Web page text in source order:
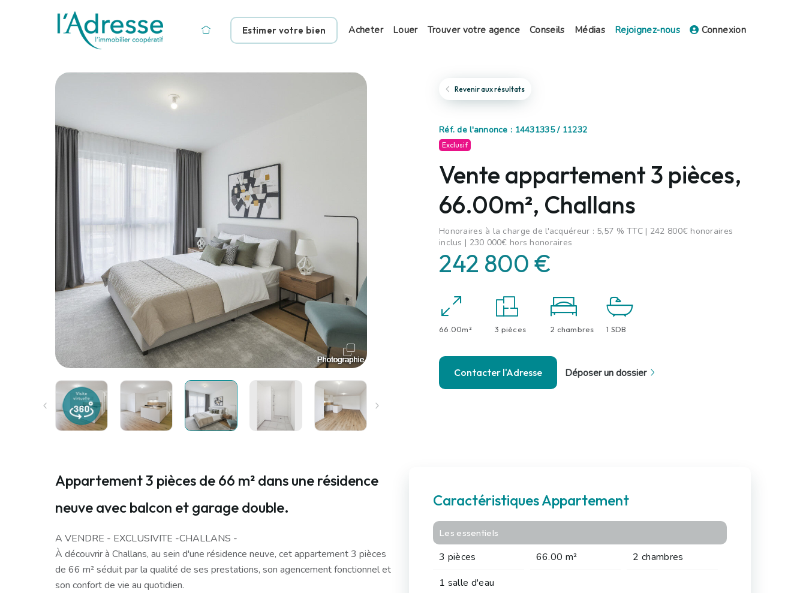
Estimer votre bien Acheter Louer Trouver votre agence Conseils Médias Rejoignez-nous Connexion
Revenir aux résultats
Réf. de l'annonce : 14431335 / 11232
Exclusif
Vente appartement 3 pièces,
66.00m², Challans
Honoraires à la charge de l'acquéreur : 5,57 % TTC | 242 800€ honoraires
inclus | 230 000€ hors honoraires
242 800 €
66.00m² 3 pièces 2 chambres 1 SDB
Contacter l'Adresse Déposer un dossier
Appartement 3 pièces de 66 m² dans une résidence
neuve avec balcon et garage double.
A VENDRE - EXCLUSIVITE -CHALLANS -
À découvrir à Challans, au sein d'une résidence neuve, cet appartement 3 pièces
de 66 m² séduit par la qualité de ses prestations, son agencement fonctionnel et
son confort de vie au quotidien.
Caractéristiques Appartement
Les essentiels
3 pièces 66.00 m²
2 chambres
1 salle d'eau